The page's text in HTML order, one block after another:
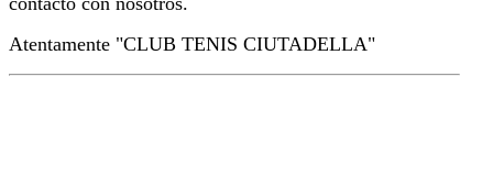
Atentamente "CLUB TENIS CIUTADELLA"